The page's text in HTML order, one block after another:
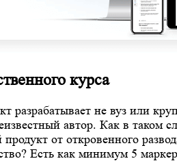
курса
разрабатывает не вуз или
автор. Как в таком
от откровенного
Есть как минимум 5